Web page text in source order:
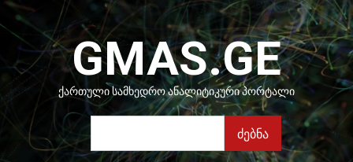
Skip
to
content
GMAS.GE
ᲥᲐᲠᲗᲣᲚᲘ ᲡᲐᲛᲮᲔᲓᲠᲝ ᲐᲜᲐᲚᲘᲢᲘᲙᲣᲠᲘ ᲞᲝᲠᲢᲐᲚᲘ
ძებნა